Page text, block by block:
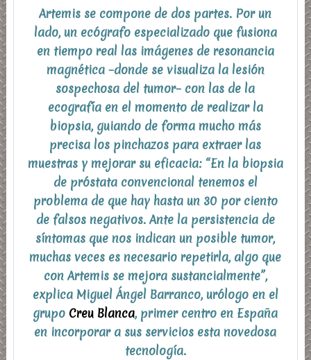
Artemis se compone de dos partes. Por un
lado,un ecógrafo especializadoque fusiona
en tiempo real las imágenes de resonancia
magnética –donde se visualiza la lesión
sospechosa del tumor– con las de la
ecografía en el momento de realizar la
biopsia, guiando de forma mucho más
precisa los pinchazos para extraer las
muestras y mejorar su eficacia: “En la biopsia
de próstata convencional tenemos el
problema de que hay hasta un 30 por ciento
de falsos negativos. Ante la persistencia de
síntomas que nos indican un posible tumor,
muchas veces es necesario repetirla, algo que
con Artemis se mejora sustancialmente”,
explica Miguel Ángel Barranco, urólogo en el
grupo Creu Blanca, primer centro en España
en incorporar a sus servicios esta novedosa
tecnología.